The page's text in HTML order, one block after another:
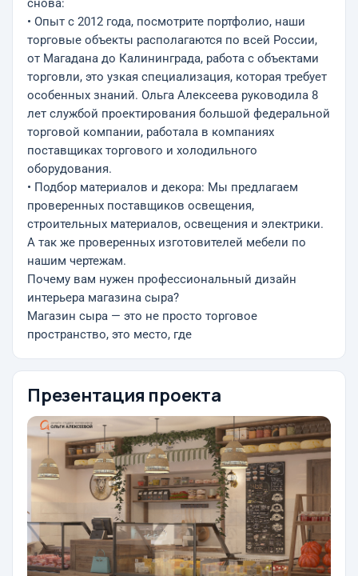
снова:
• Опыт с 2012 года, посмотрите портфолио, наши
торговые объекты располагаются по всей России,
от Магадана до Калининграда, работа с объектами
торговли, это узкая специализация, которая требует
особенных знаний. Ольга Алексеева руководила 8
лет службой проектирования большой федеральной
торговой компании, работала в компаниях
поставщиках торгового и холодильного
оборудования.
• Подбор материалов и декора: Мы предлагаем
проверенных поставщиков освещения,
строительных материалов, освещения и электрики.
А так же проверенных изготовителей мебели по
нашим чертежам.
Почему вам нужен профессиональный дизайн
интерьера магазина сыра?
Магазин сыра — это не просто торговое
пространство, это место, где
Презентация проекта